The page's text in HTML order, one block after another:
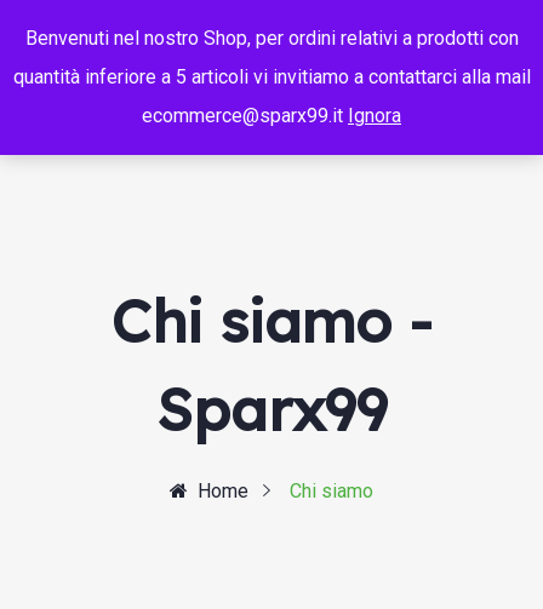
Chi siamo -
Sparx99
Home Chi siamo
Benvenuti nel nostro Shop, per ordini relativi a prodotti con
quantità inferiore a 5 articoli vi invitiamo a contattarci alla mail
ecommerce@sparx99.it Ignora